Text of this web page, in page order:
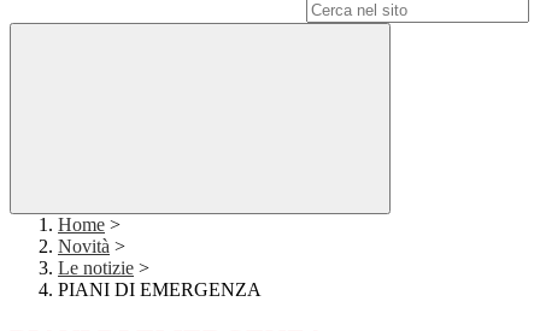
Home >
Novità >
Le notizie >
PIANI DI EMERGENZA